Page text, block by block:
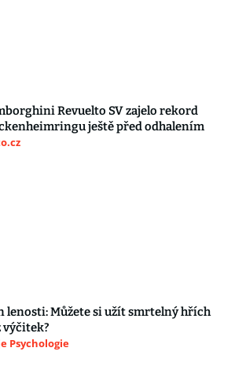
Revuelto SV zajelo rekord
ještě před odhalením
lenosti: Můžete si užít smrtelný hřích
výčitek?
Psychologie